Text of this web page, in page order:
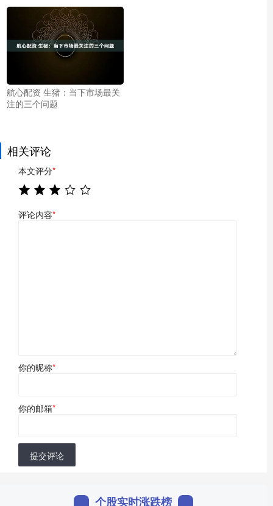
航心配资 生猪：当下市场最关
注的三个问题
相关评论
本文评分*
评论内容*
你的昵称*
你的邮箱*
提交评论
个股实时涨跌榜